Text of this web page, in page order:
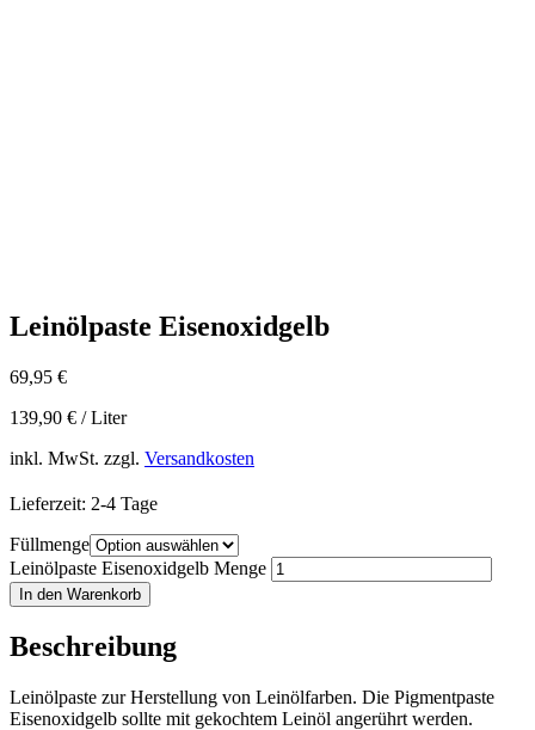
Leinölpaste Eisenoxidgelb
69,95 €
139,90 € /Liter
inkl. MwSt. zzgl. Versandkosten
Lieferzeit: 2-4 Tage
Füllmenge
Leinölpaste Eisenoxidgelb Menge
In den Warenkorb
Beschreibung
Leinölpaste zur Herstellung von Leinölfarben. Die Pigmentpaste
Eisenoxidgelb sollte mit gekochtem Leinöl angerührt werden.